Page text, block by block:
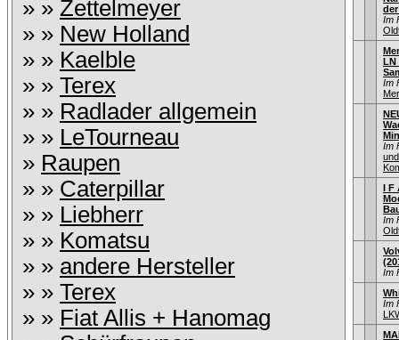
» » Zettelmeyer
» » New Holland
» » Kaelble
» » Terex
» » Radlader allgemein
» » LeTourneau
» Raupen
» » Caterpillar
» » Liebherr
» » Komatsu
» » andere Hersteller
» » Terex
» » Fiat Allis + Hanomag
Im
LN
Im
Im
und
I F
Im
Im
Im